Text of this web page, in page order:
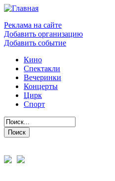
Реклама на сайте
Добавить организацию
Добавить событие
Кино
Спектакли
Вечеринки
Концерты
Цирк
Спорт